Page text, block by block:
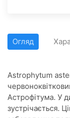
Огляд
Astrophytum
Астрофітума. У
зустрічається.